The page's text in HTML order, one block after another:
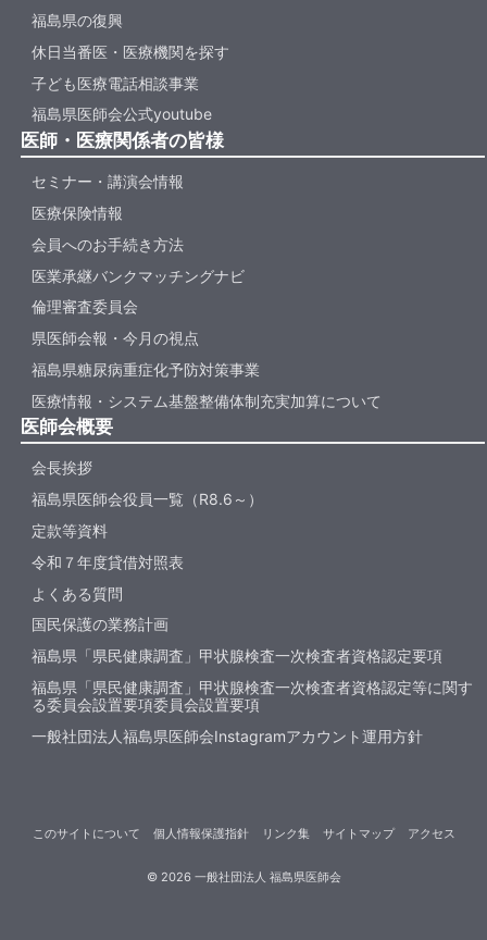
福島県の復興
休日当番医・医療機関を探す
子ども医療電話相談事業
福島県医師会公式youtube
医師・医療関係者の皆様
セミナー・講演会情報
医療保険情報
会員へのお手続き方法
医業承継バンクマッチングナビ
倫理審査委員会
県医師会報・今月の視点
福島県糖尿病重症化予防対策事業
医療情報・システム基盤整備体制充実加算について
医師会概要
会長挨拶
福島県医師会役員一覧（R8.6～）
定款等資料
令和７年度貸借対照表
よくある質問
国民保護の業務計画
福島県「県民健康調査」甲状腺検査一次検査者資格認定要項
福島県「県民健康調査」甲状腺検査一次検査者資格認定等に関す
る委員会設置要項委員会設置要項
一般社団法人福島県医師会Instagramアカウント運用方針
© 2026一般社団法人 福島県医師会
このサイトについて 個人情報保護指針 リンク集 サイトマップ アクセス